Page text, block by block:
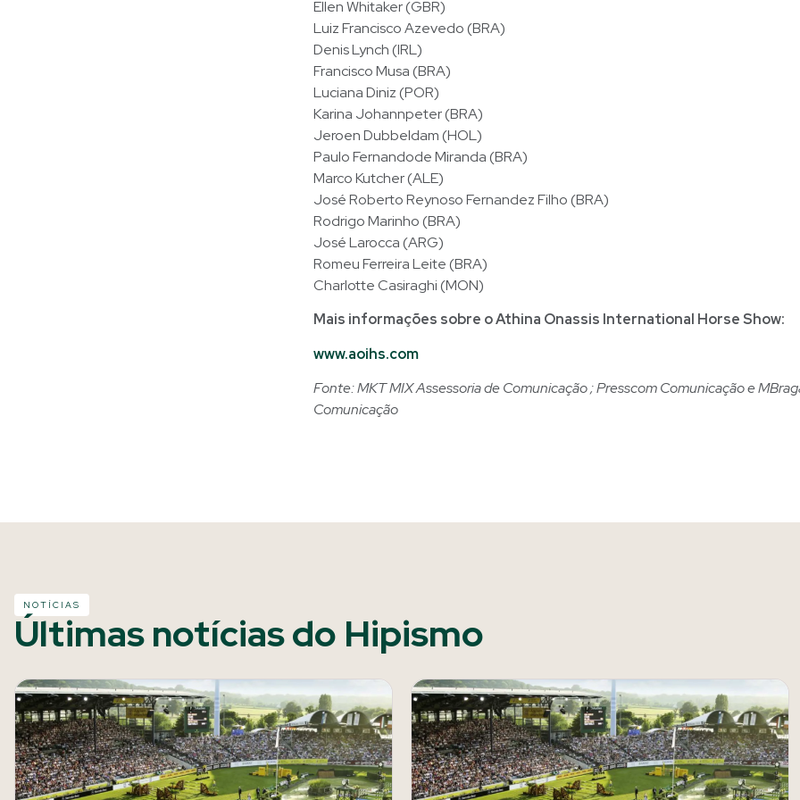
Ellen Whitaker (GBR)
Luiz Francisco Azevedo (BRA)
Denis Lynch (IRL)
Francisco Musa (BRA)
Luciana Diniz (POR)
Karina Johannpeter (BRA)
Jeroen Dubbeldam (HOL)
Paulo Fernandode Miranda (BRA)
Marco Kutcher (ALE)
José Roberto Reynoso Fernandez Filho (BRA)
Rodrigo Marinho (BRA)
José Larocca (ARG)
Romeu Ferreira Leite (BRA)
Charlotte Casiraghi (MON)
Mais informações sobre o Athina Onassis International Horse Show:
www.aoihs.com
Fonte: MKT MIX Assessoria de Comunicação ; Presscom Comunicação e
Comunicação
NOTÍCIAS
Últimas notícias do Hipismo